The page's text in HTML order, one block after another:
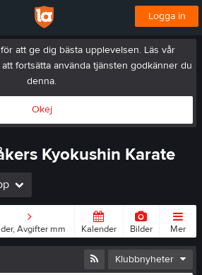
Logga in
att ge dig bästa upplevelsen. Läs vår
fortsätta använda tjänsten godkänner du
denna.
Okej
Kyokushin Karate
Avgifter mm Kalender Bilder Mer
Klubbnyheter